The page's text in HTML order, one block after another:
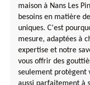
maison à Nans Les
besoins en matière
uniques. C'est
mesure, adaptées à
expertise et notre
vous offrir des
seulement protègent
aussi parfaitement à